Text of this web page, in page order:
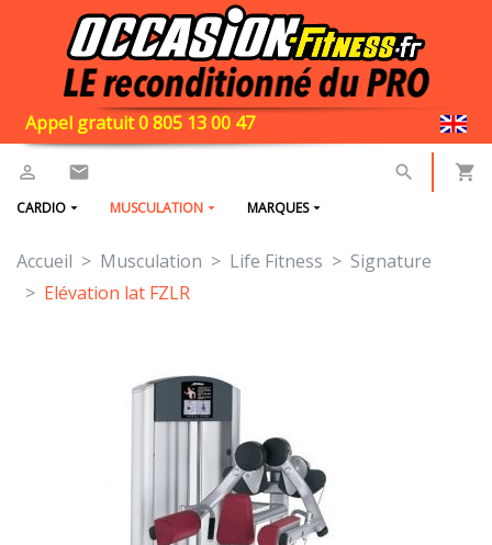
Appel gratuit 0 805 13 00 47
CARDIO MUSCULATION MARQUES
Accueil Musculation Life Fitness
Signature
Elévation lat FZLR